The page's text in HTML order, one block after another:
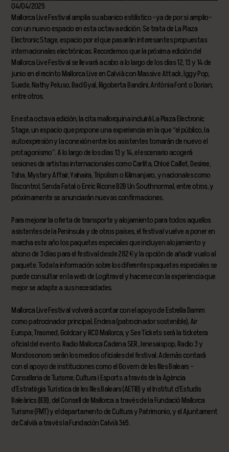
04/04/2025
Mallorca Live Festival amplía su abanico estilístico –ya de por si amplio–
con un nuevo espacio en esta octava edición. Se trata de La Plaza
Electronic Stage, espacio por el que pasarán interesantes propuestas
internacionales electrónicas. Recordemos que la próxima edición del
Mallorca Live Festival se llevará a cabo a lo largo de los días 12, 13 y 14 de
junio en el recinto Mallorca Live en Calvià con Massive Attack, Iggy Pop,
Suede, Nathy Peluso, Bad Gyal, Rigoberta Bandini, Antònia Font o Dorian,
entre otros.
En esta octava edición, la cita mallorquina incluirá La Plaza Electronic
Stage, un espacio que propone una experiencia en la que “el público, la
autoexpresión y la conexión entre los asistentes tomarán de nuevo el
protagonismo”. A lo largo de los días 13 y 14, el escenario acogerá
sesiones de artistas internacionales como Carlita, Chloé Caillet, Desiree,
Tsha, Mystery Affair, Yahaira, Tripolism o Kilimanjaro, y nacionales como
Discontrol, Senda Fatal o Enric Ricone B2B Un Southnormal, entre otros, y
próximamente se anunciarán nuevas confirmaciones.
Para mejorar la oferta de transporte y alojamiento para todos aquellos
asistentes de la Península y de otros países, el festival vuelve a poner en
marcha este año los paquetes especiales que incluyen alojamiento y
abono de 3 días para el festival desde 282€ y la opción de añadir vuelo al
paquete. Toda la información sobre los diferentes paquetes especiales se
puede consultar en la web de Logitravel y hacerse con la experiencia que
mejor se adapte a sus necesidades.
Mallorca Live Festival volverá a contar con el apoyo de Estrella Damm
como patrocinador principal, Endesa (patrocinador sostenible), Air
Europa, Trasmed, Goldcar y RCD Mallorca, y See Tickets será la ticketera
oficial del evento. Radio Mallorca Cadena SER, Jenesaispop, Radio 3 y
Mondosonoro serán los medios oficiales del festival. Además contará
con el apoyo de instituciones como el Govern de les Illes Balears –
Conselleria de Turisme, Cultura i Esports a través de la Agència
d’Estratègia Turística de les Illes Balears (AETIB) y el Institut d’Estudis
Baleàrics (IEB), del Consell de Mallorca a través de la Fundació Mallorca
Turisme (FMT) y el departamento de Cultura y Patrimonio, y el Ajuntament
de Calvià a través la Fundación Calvià 365.